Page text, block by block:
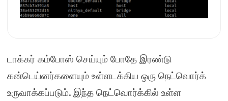
டாக்கர் கம்போஸ் செய்யும் போதே இரண்டு
கன்டெய்னர்களையும் உள்ளடக்கிய ஒரு நெட்வொர்க்
உருவாக்கப்படும். இந்த நெட்வொர்க்கில் உள்ள